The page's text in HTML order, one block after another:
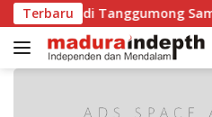
Langsung
ke
konten
Terbaru
Kayu di Tanggumong